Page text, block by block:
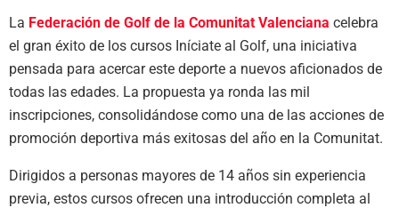
La Federación de Golf de la Comunitat Valenciana celebra
el gran éxito de los cursos Iníciate al Golf, una iniciativa
pensada para acercar este deporte a nuevos aficionados de
todas las edades. La propuesta ya ronda las mil
inscripciones, consolidándose como una de las acciones de
promoción deportiva más exitosas del año en la Comunitat.
Dirigidos a personas mayores de 14 años sin experiencia
previa, estos cursos ofrecen una introducción completa al